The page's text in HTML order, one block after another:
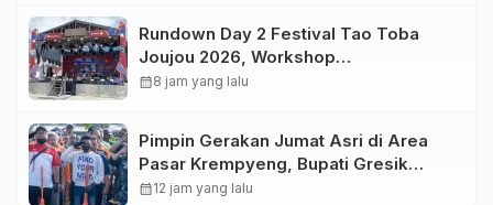
Rundown Day 2 Festival Tao Toba
Joujou 2026, Workshop
Pengembangan UMKM
calendar_month8 jam yang lalu
Pimpin Gerakan Jumat Asri di Area
Pasar Krempyeng, Bupati Gresik
Ingatkan Dampak Perubahan Iklim
calendar_month12 jam yang lalu